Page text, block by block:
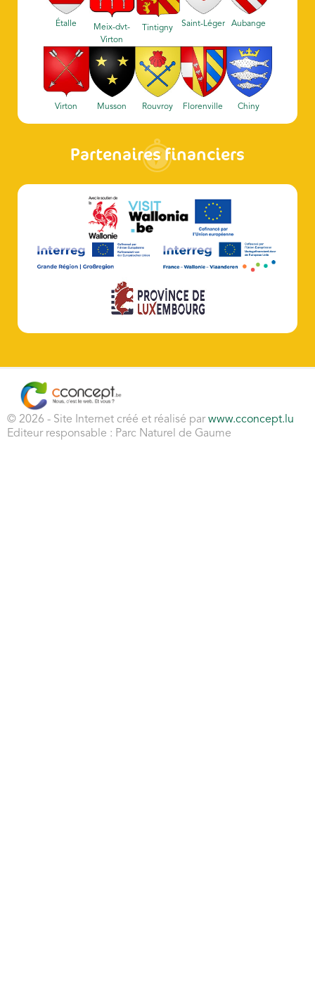
Étalle
Meix-dvt-
Virton
Tintigny Saint-Léger Aubange
Virton Musson Rouvroy Florenville Chiny
Partenaires financiers
© 2026 - Site Internet créé et réalisé parwww.cconcept.lu
Editeur responsable : Parc Naturel de Gaume